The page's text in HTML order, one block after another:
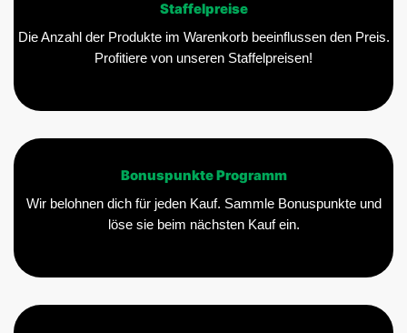
Staffelpreise
Die Anzahl der Produkte im Warenkorb beeinflussen den Preis.
Profitiere von unseren Staffelpreisen!
Bonuspunkte Programm
Wir belohnen dich für jeden Kauf. Sammle Bonuspunkte und
löse sie beim nächsten Kauf ein.